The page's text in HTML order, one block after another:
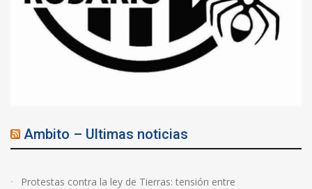
Ambito – Ultimas noticias
Protestas contra la ley de Tierras: tensión entre